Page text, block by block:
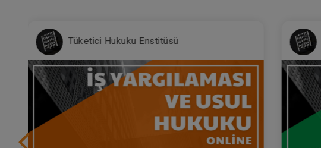
Tüketici Hukuku Enstitüsü